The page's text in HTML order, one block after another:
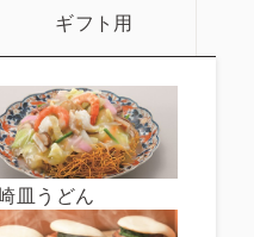
ギフト用
皿うどん